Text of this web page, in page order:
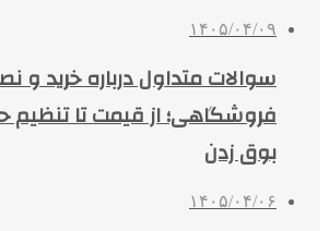
۱۴۰۵/۰۴/۰۹
سوالات متداول درباره خرید و
فروشگاهی؛ از قیمت تا
بوق زدن
۱۴۰۵/۰۴/۰۶